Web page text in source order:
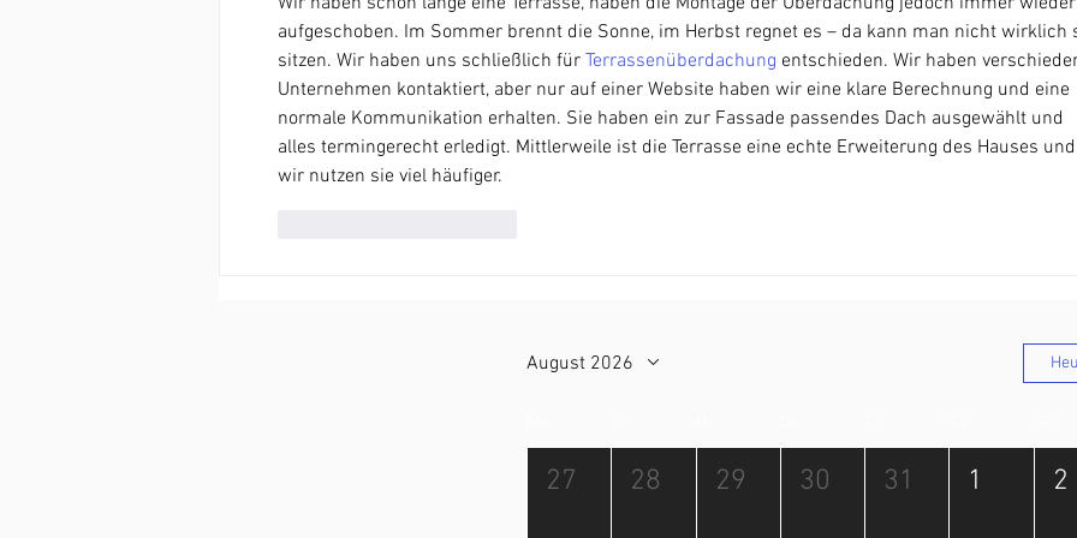
aufgeschoben. Im Sommer brennt die Sonne, im Herbst regnet es – da kann man nicht wirklich
sitzen. Wir haben uns schließlich für Terrassenüberdachung entschieden. Wir haben
Unternehmen kontaktiert, aber nur auf einer Website haben wir eine klare Berechnung und eine
normale Kommunikation erhalten. Sie haben ein zur Fassade passendes Dach ausgewählt und
alles termingerecht erledigt. Mittlerweile ist die Terrasse eine echte Erweiterung des Hauses und
wir nutzen sie viel häufiger.
August 2026
27 28 29 30 31 1 2